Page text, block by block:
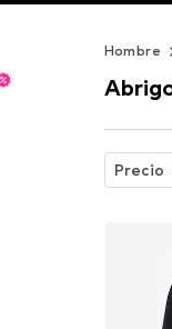
Hombre
Precio